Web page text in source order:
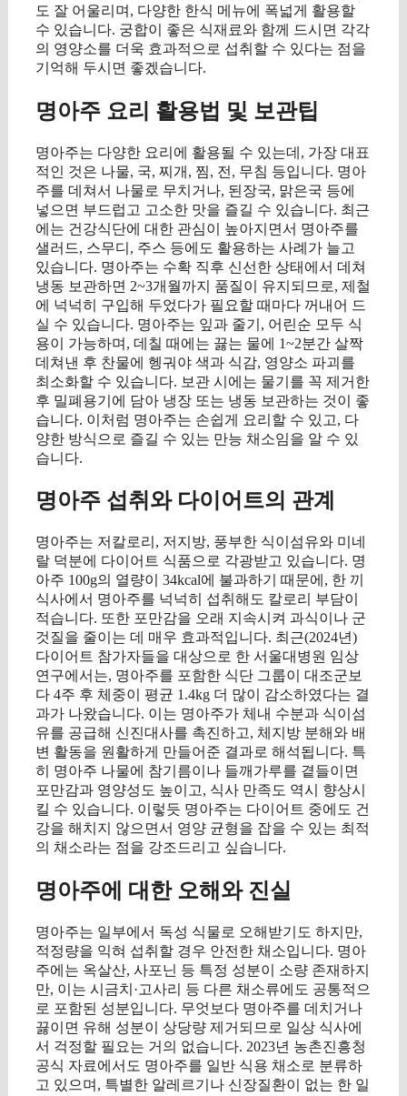
도 잘 어울리며, 다양한 한식 메뉴에 폭넓게 활용할
수 있습니다. 궁합이 좋은 식재료와 함께 드시면 각각
의 영양소를 더욱 효과적으로 섭취할 수 있다는 점을
기억해 두시면 좋겠습니다.
명아주 요리 활용법 및 보관팁
명아주는 다양한 요리에 활용될 수 있는데, 가장 대표
적인 것은 나물, 국, 찌개, 찜, 전, 무침 등입니다. 명아
주를 데쳐서 나물로 무치거나, 된장국, 맑은국 등에
넣으면 부드럽고 고소한 맛을 즐길 수 있습니다. 최근
에는 건강식단에 대한 관심이 높아지면서 명아주를
샐러드, 스무디, 주스 등에도 활용하는 사례가 늘고
있습니다. 명아주는 수확 직후 신선한 상태에서 데쳐
냉동 보관하면 2~3개월까지 품질이 유지되므로, 제철
에 넉넉히 구입해 두었다가 필요할 때마다 꺼내어 드
실 수 있습니다. 명아주는 잎과 줄기, 어린순 모두 식
용이 가능하며, 데칠 때에는 끓는 물에 1~2분간 살짝
데쳐낸 후 찬물에 헹궈야 색과 식감, 영양소 파괴를
최소화할 수 있습니다. 보관 시에는 물기를 꼭 제거한
후 밀폐용기에 담아 냉장 또는 냉동 보관하는 것이 좋
습니다. 이처럼 명아주는 손쉽게 요리할 수 있고, 다
양한 방식으로 즐길 수 있는 만능 채소임을 알 수 있
습니다.
명아주 섭취와 다이어트의 관계
명아주는 저칼로리, 저지방, 풍부한 식이섬유와 미네
랄 덕분에 다이어트 식품으로 각광받고 있습니다. 명
아주 100g의 열량이 34kcal에 불과하기 때문에, 한 끼
식사에서 명아주를 넉넉히 섭취해도 칼로리 부담이
적습니다. 또한 포만감을 오래 지속시켜 과식이나 군
것질을 줄이는 데 매우 효과적입니다. 최근(2024년)
다이어트 참가자들을 대상으로 한 서울대병원 임상
연구에서는, 명아주를 포함한 식단 그룹이 대조군보
다 4주 후 체중이 평균 1.4kg 더 많이 감소하였다는 결
과가 나왔습니다. 이는 명아주가 체내 수분과 식이섬
유를 공급해 신진대사를 촉진하고, 체지방 분해와 배
변 활동을 원활하게 만들어준 결과로 해석됩니다. 특
히 명아주 나물에 참기름이나 들깨가루를 곁들이면
포만감과 영양성도 높이고, 식사 만족도 역시 향상시
킬 수 있습니다. 이렇듯 명아주는 다이어트 중에도 건
강을 해치지 않으면서 영양 균형을 잡을 수 있는 최적
의 채소라는 점을 강조드리고 싶습니다.
명아주에 대한 오해와 진실
명아주는 일부에서 독성 식물로 오해받기도 하지만,
적정량을 익혀 섭취할 경우 안전한 채소입니다. 명아
주에는 옥살산, 사포닌 등 특정 성분이 소량 존재하지
만, 이는 시금치·고사리 등 다른 채소류에도 공통적으
로 포함된 성분입니다. 무엇보다 명아주를 데치거나
끓이면 유해 성분이 상당량 제거되므로 일상 식사에
서 걱정할 필요는 거의 없습니다. 2023년 농촌진흥청
공식 자료에서도 명아주를 일반 식용 채소로 분류하
고 있으며, 특별한 알레르기나 신장질환이 없는 한 일